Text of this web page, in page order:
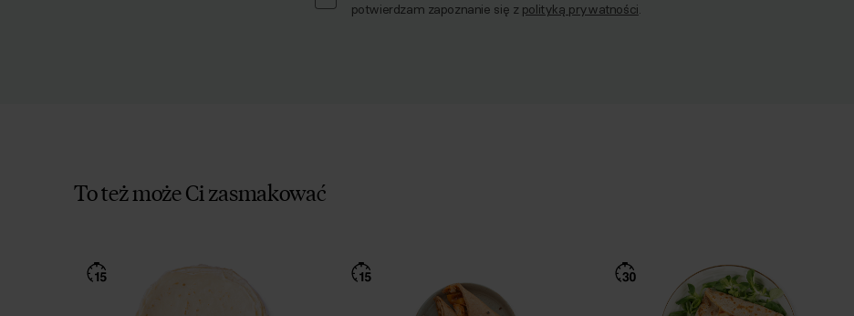
potwierdzam zapoznanie się z polityką prywatności.
To też może Ci zasmakować